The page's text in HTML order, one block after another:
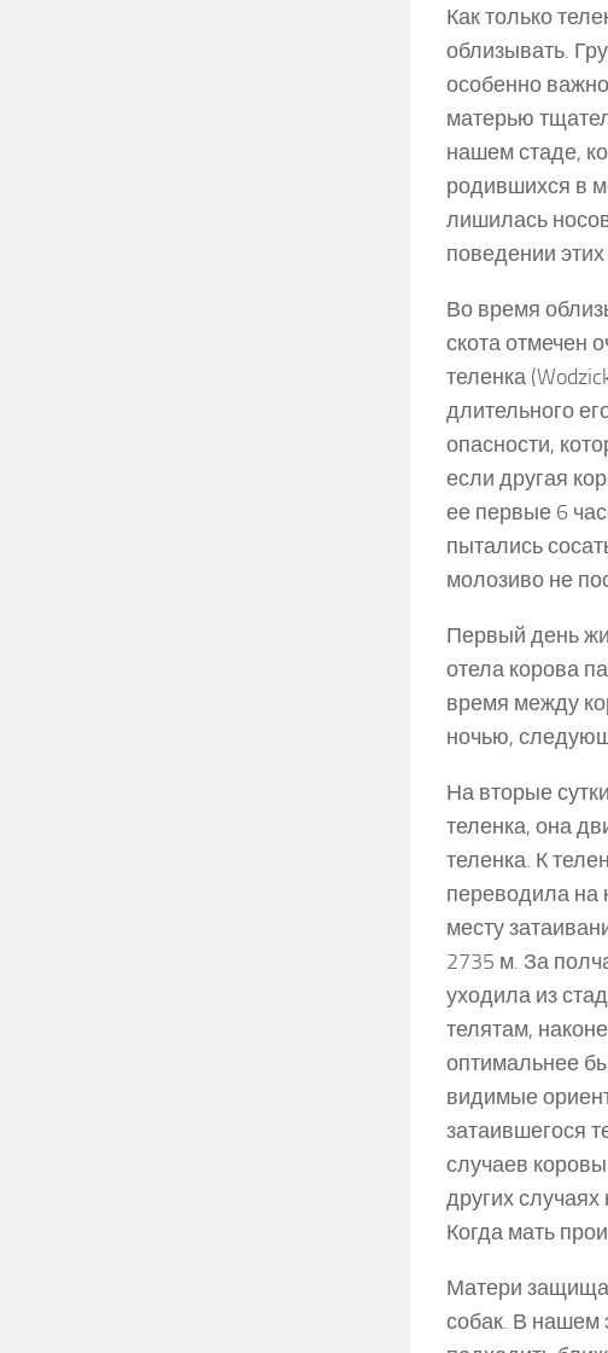
Как только
облизывать.
особенно
матерью
нашем стаде,
родившихся в
лишилась
поведении
Во время
скота отмечен
теленка
длительного
опасности,
если другая
ее первые 6
пытались
молозиво не
Первый день
отела корова
время между
ночью,
На вторые
теленка, она
теленка. К
переводила на
месту
2735 м. За
уходила из
телятам,
оптимальнее
видимые
затаившегося
случаев
других
Когда мать
Матери
собак. В нашем